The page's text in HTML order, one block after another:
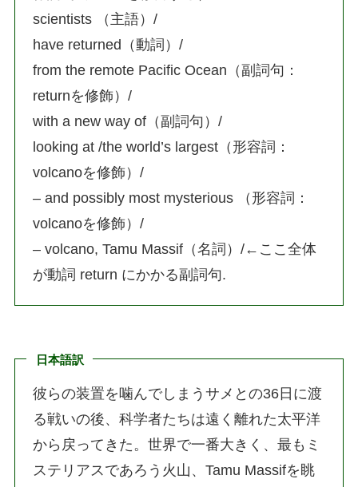
scientists （主語）/
have returned（動詞）/
from the remote Pacific Ocean（副詞句：
returnを修飾）/
with a new way of（副詞句）/
looking at /the world’s largest（形容詞：
volcanoを修飾）/
– and possibly most mysterious （形容詞：
volcanoを修飾）/
– volcano, Tamu Massif（名詞）/←ここ全体
が動詞 return にかかる副詞句.
日本語訳
彼らの装置を噛んでしまうサメとの36日に渡
る戦いの後、科学者たちは遠く離れた太平洋
から戻ってきた。世界で一番大きく、最もミ
ステリアスであろう火山、Tamu Massifを眺